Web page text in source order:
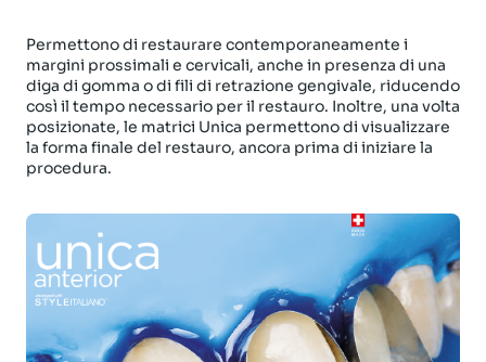
Permettono di restaurare contemporaneamente i
margini prossimali e cervicali, anche in presenza di una
diga di gomma o di fili di retrazione gengivale, riducendo
così il tempo necessario per il restauro. Inoltre, una volta
posizionate, le matrici Unica permettono di visualizzare
la forma finale del restauro, ancora prima di iniziare la
procedura.